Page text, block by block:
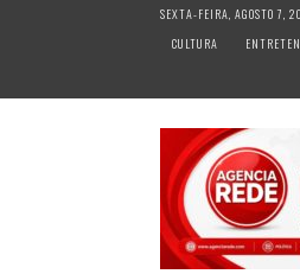
SEXTA-FEIRA, AGOSTO 7,
CULTURA